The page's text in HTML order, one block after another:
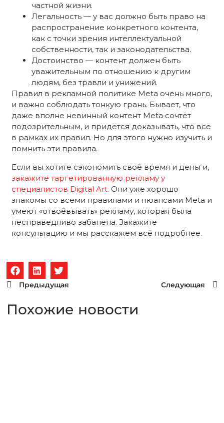
частной жизни.
Легальность — у вас должно быть право на
распространение конкретного контента,
как с точки зрения интеллектуальной
собственности, так и законодательства.
Достоинство — контент должен быть
уважительным по отношению к другим
людям, без травли и унижений.
Правил в рекламной политике Meta очень много,
и важно соблюдать тонкую грань. Бывает, что
даже вполне невинный контент Meta сочтёт
подозрительным, и придётся доказывать, что всё
в рамках их правил. Но для этого нужно изучить и
помнить эти правила.
Если вы хотите сэкономить своё время и деньги,
закажите таргетированную рекламу у
специалистов Digital Art. Они уже хорошо
знакомы со всеми правилами и нюансами Meta и
умеют «отвоёвывать» рекламу, которая была
несправедливо забанена. Закажите
консультацию и мы расскажем всё подробнее.
Предыдущая Следующая
Похожие новости